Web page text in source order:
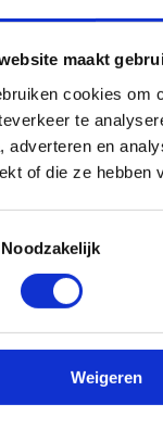
maakt
cookies om
te
adverteren en
of die ze hebben
Noodzakelijk
Weigeren